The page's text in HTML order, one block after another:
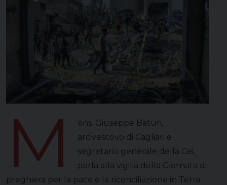
M
ons. Giuseppe Baturi,
arcivescovo di Cagliari e
segretario generale della Cei,
parla alla vigilia della Giornata di
preghiera per la pace e la riconciliazione in Terra